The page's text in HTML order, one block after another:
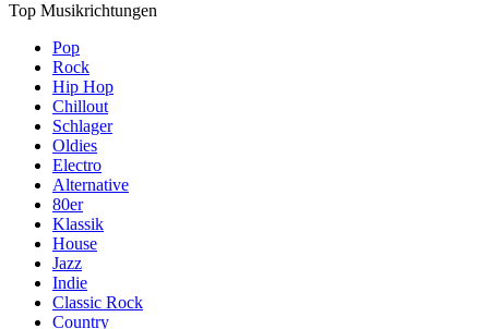
Top Musikrichtungen
Pop
Rock
Hip Hop
Chillout
Schlager
Oldies
Electro
Alternative
80er
Klassik
House
Jazz
Indie
Classic Rock
Country